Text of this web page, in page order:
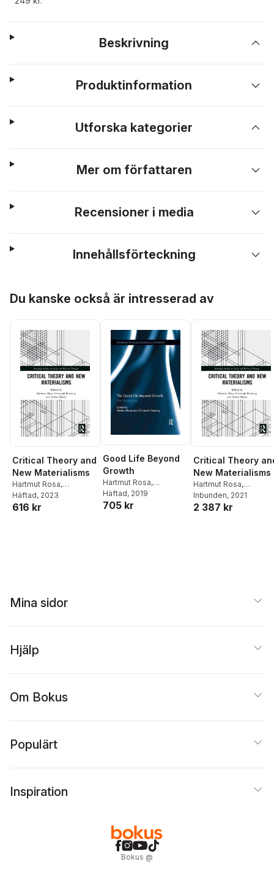
Beskrivning
Produktinformation
Utforska kategorier
Mer om författaren
Recensioner i media
Innehållsförteckning
Du kanske också är intresserad av
Critical Theory and
New Materialisms
Hartmut Rosa,
Christoph Henning
Arthur Bueno
Häftad, 2023
616 kr
Good Life Beyond
Growth
Hartmut Rosa,
Christoph Henning
Häftad, 2019
705 kr
Critical Theory
New Materialisms
Hartmut Rosa,
Christoph Henning
Arthur Bueno
Inbunden, 2021
2 387 kr
Mina sidor
Hjälp
Om Bokus
Populärt
Inspiration
Bokus @